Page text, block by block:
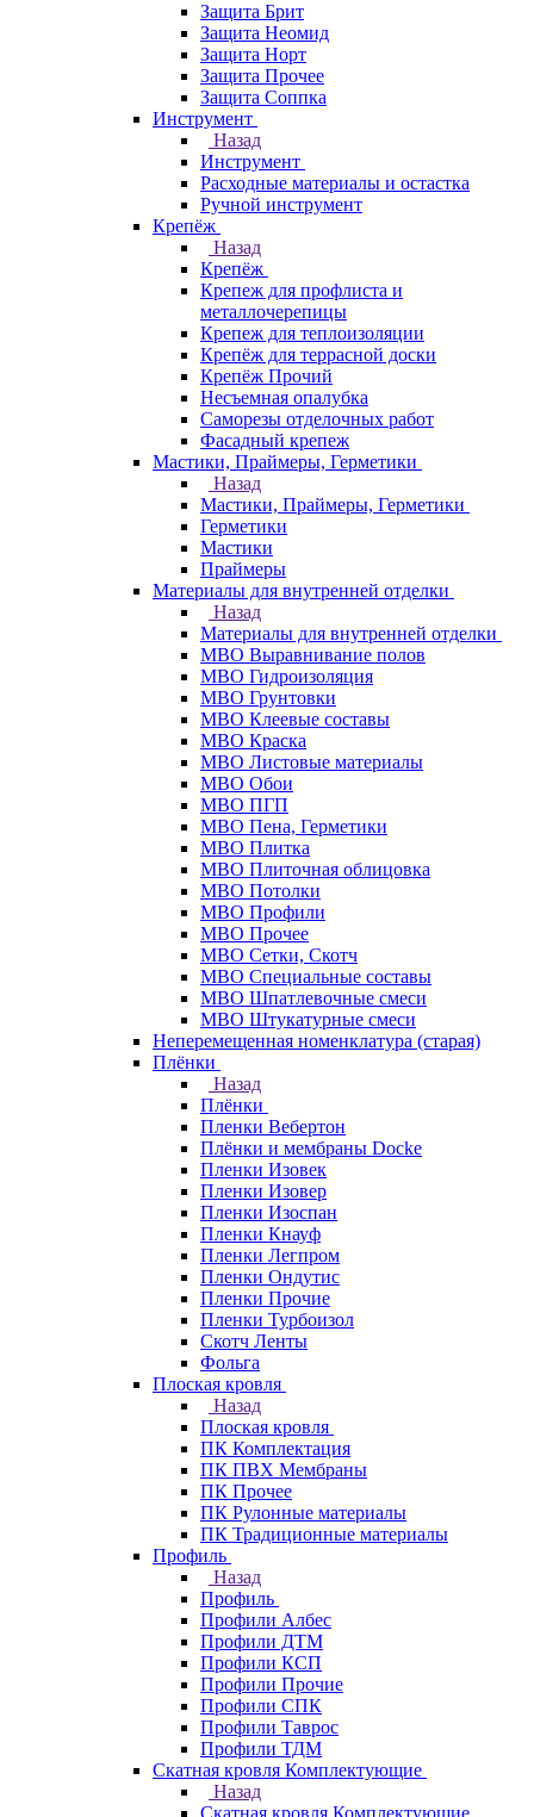
Защита Брит
Защита Неомид
Защита Норт
Защита Прочее
Защита Соппка
Инструмент
Назад
Инструмент
Расходные материалы и остастка
Ручной инструмент
Крепёж
Назад
Крепёж
Крепеж для профлиста и
металлочерепицы
Крепеж для теплоизоляции
Крепёж для террасной доски
Крепёж Прочий
Несъемная опалубка
Саморезы отделочных работ
Фасадный крепеж
Мастики, Праймеры, Герметики
Назад
Мастики, Праймеры, Герметики
Герметики
Мастики
Праймеры
Материалы для внутренней отделки
Назад
Материалы для внутренней отделки
МВО Выравнивание полов
МВО Гидроизоляция
МВО Грунтовки
МВО Клеевые составы
МВО Краска
МВО Листовые материалы
МВО Обои
МВО ПГП
МВО Пена, Герметики
МВО Плитка
МВО Плиточная облицовка
МВО Потолки
МВО Профили
МВО Прочее
МВО Сетки, Скотч
МВО Специальные составы
МВО Шпатлевочные смеси
МВО Штукатурные смеси
Неперемещенная номенклатура (старая)
Плёнки
Назад
Плёнки
Пленки Вебертон
Плёнки и мембраны Docke
Пленки Изовек
Пленки Изовер
Пленки Изоспан
Пленки Кнауф
Пленки Легпром
Пленки Ондутис
Пленки Прочие
Пленки Турбоизол
Скотч Ленты
Фольга
Плоская кровля
Назад
Плоская кровля
ПК Комплектация
ПК ПВХ Мембраны
ПК Прочее
ПК Рулонные материалы
ПК Традиционные материалы
Профиль
Назад
Профиль
Профили Албес
Профили ДТМ
Профили КСП
Профили Прочие
Профили СПК
Профили Таврос
Профили ТДМ
Скатная кровля Комплектующие
Назад
Скатная кровля Комплектующие